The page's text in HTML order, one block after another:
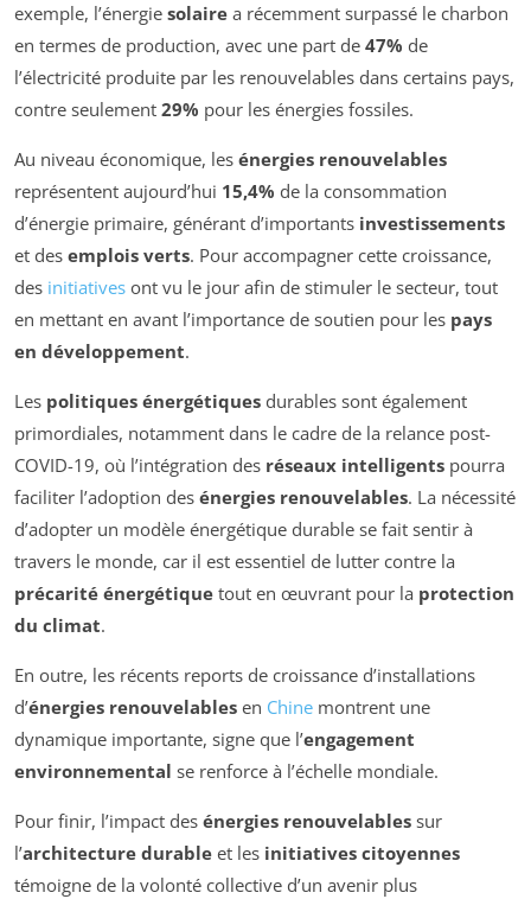
exemple, l’énergie solaire a récemment surpassé le charbon
en termes de production, avec une part de 47% de
l’électricité produite par les renouvelables dans certains pays,
contre seulement 29% pour les énergies fossiles.
Au niveau économique, les énergies renouvelables
représentent aujourd’hui 15,4% de la consommation
d’énergie primaire, générant d’importants investissements
et des emplois verts. Pour accompagner cette croissance,
des initiatives ont vu le jour afin de stimuler le secteur, tout
en mettant en avant l’importance de soutien pour les pays
en développement.
Les politiques énergétiques durables sont également
primordiales, notamment dans le cadre de la relance post-
COVID-19, où l’intégration des réseaux intelligents pourra
faciliter l’adoption des énergies renouvelables. La nécessité
d’adopter un modèle énergétique durable se fait sentir à
travers le monde, car il est essentiel de lutter contre la
précarité énergétique tout en œuvrant pour la protection
du climat.
En outre, les récents reports de croissance d’installations
d’énergies renouvelables en Chine montrent une
dynamique importante, signe que l’engagement
environnemental se renforce à l’échelle mondiale.
Pour finir, l’impact des énergies renouvelables sur
l’architecture durable et les initiatives citoyennes
témoigne de la volonté collective d’un avenir plus